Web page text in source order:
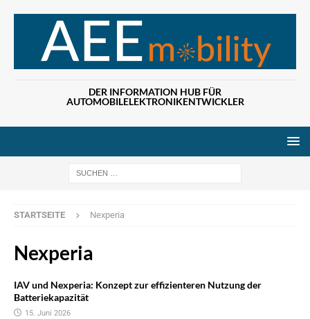
DER INFORMATION HUB FÜR
AUTOMOBILELEKTRONIKENTWICKLER
STARTSEITE Nexperia
Nexperia
IAV und Nexperia: Konzept zur effizienteren Nutzung der
Batteriekapazität
15. Juni 2026